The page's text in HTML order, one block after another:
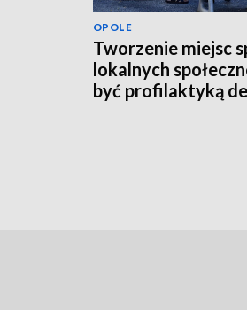
OPOLE
Tworzenie miejsc
lokalnych
być profilaktyką